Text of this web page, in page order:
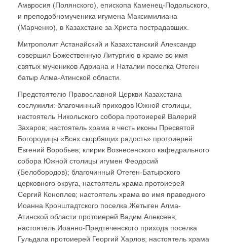
Амвросия (Полянского), епископа Каменец-Подольского,
и преподобномученика игумена Максимилиана
(Марченко), в Казахстане за Христа пострадавших.
Митрополит Астанайский и Казахстанский Александр
совершил Божественную Литургию в храме во имя
святых мучеников Адриана и Наталии поселка Отеген
батыр Алма-Атинской области.
Предстоятелю Православной Церкви Казахстана
сослужили: благочинный приходов Южной столицы,
настоятель Никольского собора протоиерей Валерий
Захаров; настоятель храма в честь иконы Пресвятой
Богородицы «Всех скорбящих радость» протоиерей
Евгений Воробьев; клирик Вознесенского кафедрального
собора Южной столицы игумен Феодосий
(Белобородов); благочинный Отеген-Батырского
церковного округа, настоятель храма протоиерей
Сергий Коноплев; настоятель храма во имя праведного
Иоанна Кронштадтского поселка Жетыген Алма-
Атинской области протоиерей Вадим Алексеев;
настоятель Иоанно-Предтеченского прихода поселка
Гульдала протоиерей Георгий Харлов; настоятель храма